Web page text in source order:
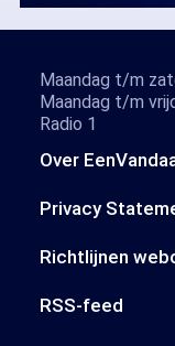
Over
Privacy
Richtlijnen
RSS-feed
Maandag t/m
Maandag t/m
Radio 1